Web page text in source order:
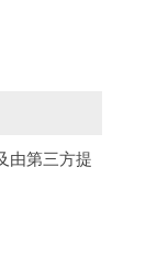
由第三方提